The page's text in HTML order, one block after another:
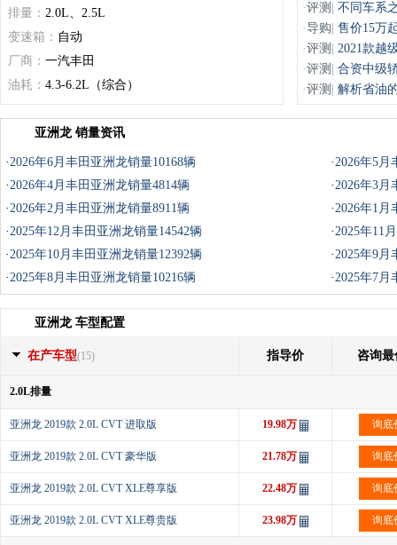
排量： 2.0L、2.5L
变速箱： 自动
厂商： 一汽丰田
油耗： 4.3-6.2L（综合）
·评测
不同车系
·导购 售价15万
·评测
2021款越
·评测
合资中级
·评测 解析省油
亚洲龙 销量资讯
·2026年6月丰田亚洲龙销量10168辆 ·2026年5月
·2026年4月丰田亚洲龙销量4814辆 ·2026年3月
·2026年2月丰田亚洲龙销量8911辆 ·2026年1月
·2025年12月丰田亚洲龙销量14542辆 ·2025年11
·2025年10月丰田亚洲龙销量12392辆 ·2025年9月
·2025年8月丰田亚洲龙销量10216辆 ·2025年7月
亚洲龙 车型配置
在产车型(15) 指导价 咨询最
2.0L排量
亚洲龙 2019款 2.0L CVT 进取版 19.98万 询底
亚洲龙 2019款 2.0L CVT 豪华版 21.78万 询底
亚洲龙 2019款 2.0L CVT XLE尊享版 22.48万 询底
亚洲龙 2019款 2.0L CVT XLE尊贵版 23.98万 询底